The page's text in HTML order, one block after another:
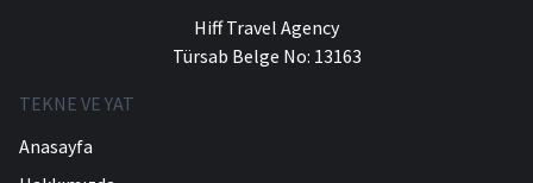
Hiff Travel Agency
Türsab Belge No: 13163
TEKNE VE YAT
Anasayfa